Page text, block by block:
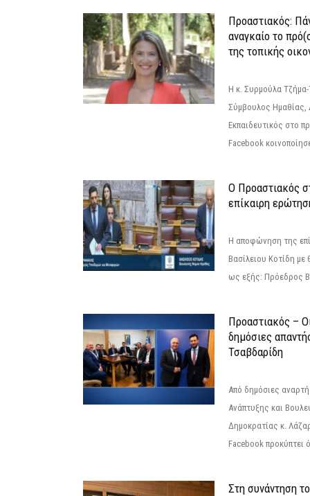
Προαστιακός:
αναγκαίο το
της τοπικής
Η κ. Συρμούλα
Σύμβουλος Ημαθίας,
Εκπαιδευτικός στο
Facebook
Ο Προαστιακός
επίκαιρη
Η αποφώνηση της
Βασίλειου Κοτίδη με
ως εξής: Πρόεδρος
Προαστιακός –
δημόσιες
Τσαβδαρίδη
Από δημόσιες
Ανάπτυξης και
Δημοκρατίας κ.
Facebook προκύπτει
Στη συνάντηση